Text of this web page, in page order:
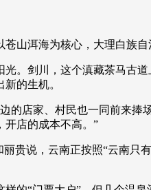
洱海为核心，大理白族自
剑川，这个滇藏茶马古道
的生机。
家、村民也一同前来捧
开店的成本不高。”
说，云南正按照“云南只